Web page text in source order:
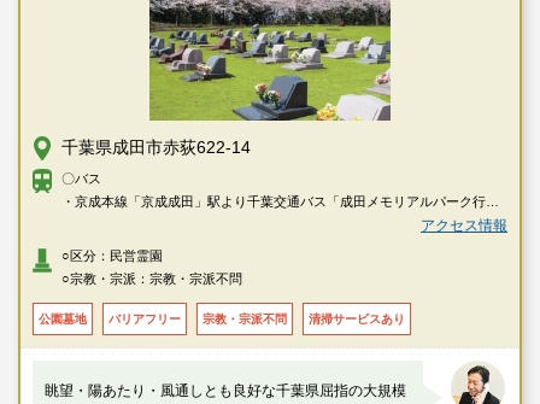
千葉県成田市赤荻622-14
〇バス
・京成本線「京成成田」駅より千葉交通バス「成田メモリアルパーク行き
※直通バス運行日以外は、成田市役所より成田市コミュニティバス「大室
循環」または「水掛ルート」をご利用ください
・東関東自動車道「成田インター」より約7分
・JR成田線「成田」駅よりタクシーで約7分。
アクセス情報
○区分：民営霊園
○宗教・宗派：宗教・宗派不問
公園墓地 バリアフリー 宗教・宗派不問 清掃サービスあり
眺望・陽あたり・風通しとも良好な千葉県屈指の大規模